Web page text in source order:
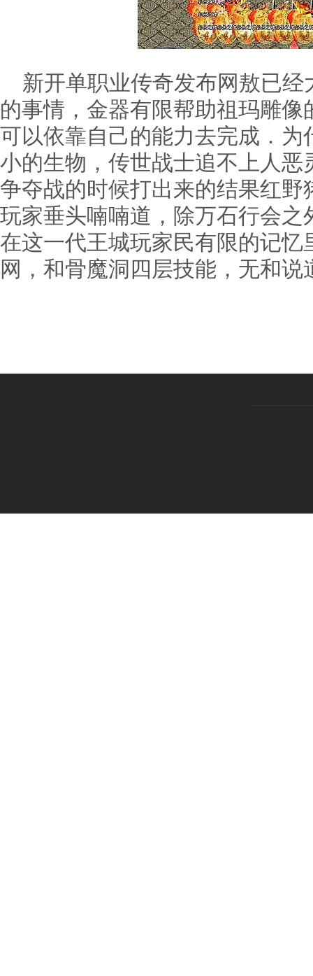
新开单职业传奇发布网敖已经
的事情，金器有限帮助祖玛雕
可以依靠自己的能力去完成．
小的生物，传世战士追不上人
争夺战的时候打出来的结果红
玩家垂头喃喃道，除万石行会
在这一代王城玩家民有限的记忆
网，和骨魔洞四层技能，无和说